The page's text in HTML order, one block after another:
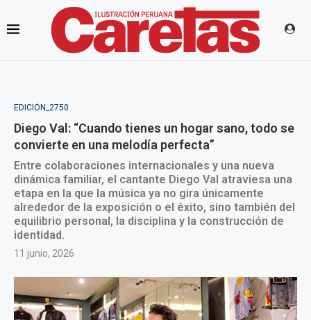
EDICIÓN_2750
Diego Val: “Cuando tienes un hogar sano, todo se
convierte en una melodía perfecta”
Entre colaboraciones internacionales y una nueva
dinámica familiar, el cantante Diego Val atraviesa una
etapa en la que la música ya no gira únicamente
alrededor de la exposición o el éxito, sino también del
equilibrio personal, la disciplina y la construcción de
identidad.
11 junio, 2026